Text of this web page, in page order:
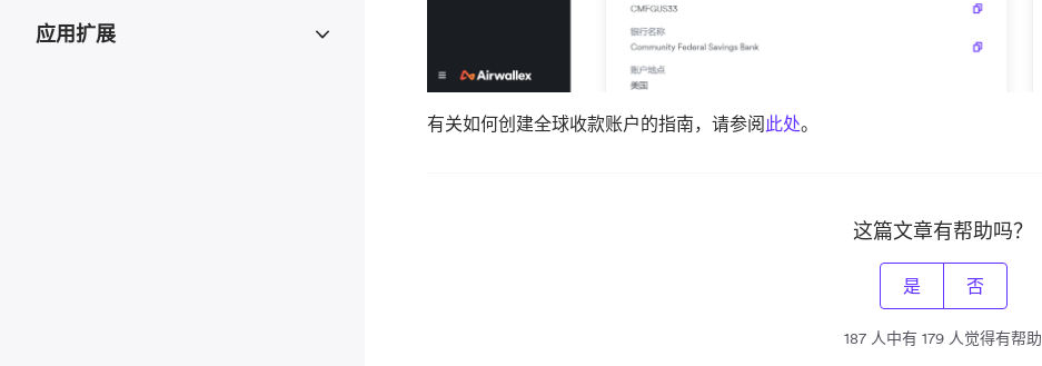
有关如何创建全球收款账户的指南，请参阅此处。
这篇文章有帮助吗？
是 否
187 人中有 179 人觉得有帮助
应用扩展